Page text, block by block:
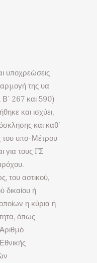
υποχρεώσεις
της υα
267 και 590)
και ισχύει,
και καθ’
του υπο-Μέτρου
για τους ΓΣ
του αστικού,
δικαίου ή
η κύρια ή
όπως